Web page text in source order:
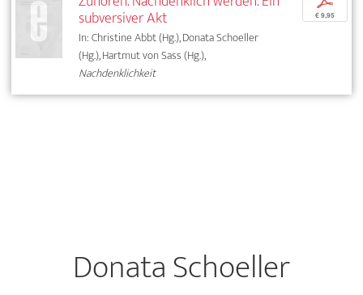
subversiver Akt
In: Christine Abbt (Hg.), Donata Schoeller
(Hg.), Hartmut von Sass (Hg.),
Nachdenklichkeit
€ 9,95
Donata Schoeller